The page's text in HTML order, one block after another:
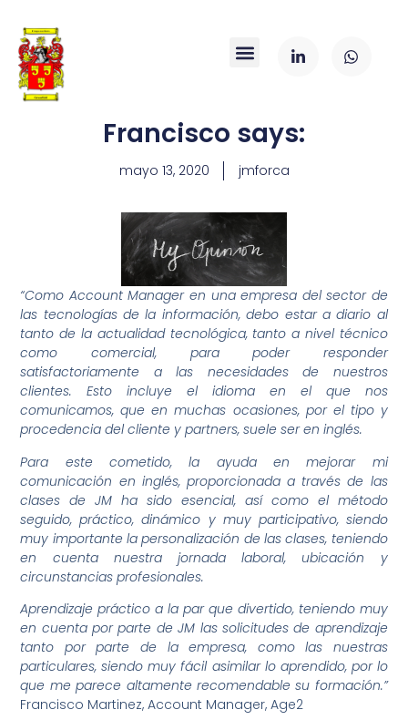
Francisco says:
mayo 13, 2020 jmforca
“Como Account Manager en una empresa del sector de
las tecnologías de la información, debo estar a diario al
tanto de la actualidad tecnológica, tanto a nivel técnico
como comercial, para poder responder
satisfactoriamente a las necesidades de nuestros
clientes. Esto incluye el idioma en el que nos
comunicamos, que en muchas ocasiones, por el tipo y
procedencia del cliente y partners, suele ser en inglés.
Para este cometido, la ayuda en mejorar mi
comunicación en inglés, proporcionada a través de las
clases de JM ha sido esencial, así como el método
seguido, práctico, dinámico y muy participativo, siendo
muy importante la personalización de las clases, teniendo
en cuenta nuestra jornada laboral, ubicación y
circunstancias profesionales.
Aprendizaje práctico a la par que divertido, teniendo muy
en cuenta por parte de JM las solicitudes de aprendizaje
tanto por parte de la empresa, como las nuestras
particulares, siendo muy fácil asimilar lo aprendido, por lo
que me parece altamente recomendable su formación.”
Francisco Martinez, Account Manager, Age2